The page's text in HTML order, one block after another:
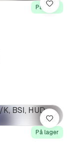
På lager
Lagre
På lager
Lagre